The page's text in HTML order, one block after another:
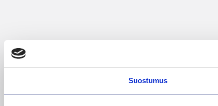
Suostumus